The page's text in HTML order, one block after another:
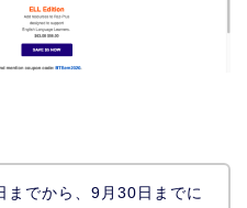
までから、9月30日までに